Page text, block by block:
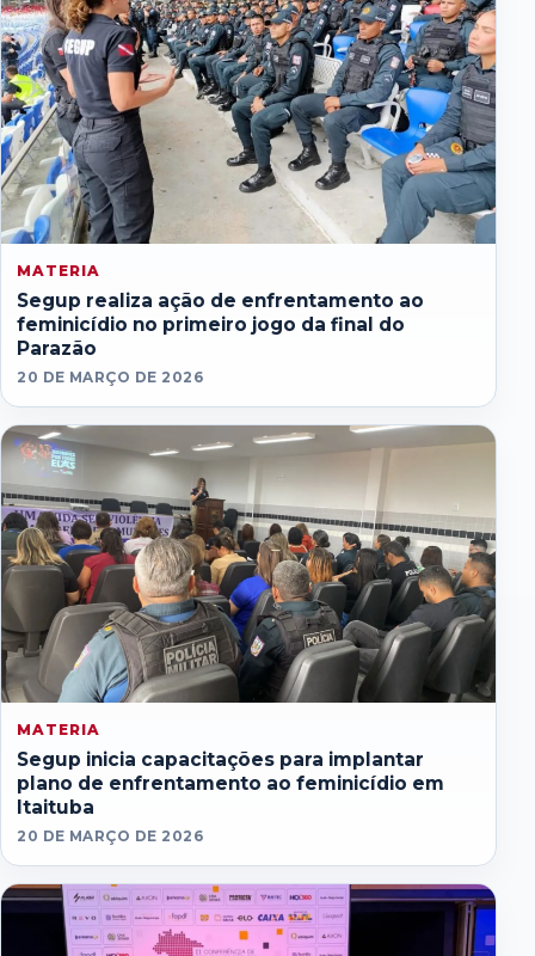
MATERIA
Segup realiza ação de enfrentamento ao
feminicídio no primeiro jogo da final do
Parazão
20 DE MARÇO DE 2026
MATERIA
Segup inicia capacitações para implantar
plano de enfrentamento ao feminicídio em
Itaituba
20 DE MARÇO DE 2026